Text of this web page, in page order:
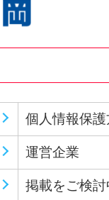
個人情報保
運営企業
掲載をご検